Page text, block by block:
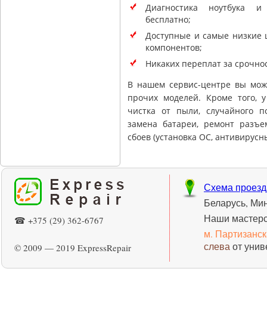
Диагностика ноутбука и
бесплатно;
Доступные и самые низкие
компонентов;
Никаких переплат за
В нашем сервис-центре вы
прочих моделей. Кроме того,
чистка от пыли, случайного
замена батареи, ремонт
сбоев (установка ОС,
☎ +375 (29) 362-6767
© 2009 — 2019 ExpressRepair
Схема
Беларусь,
Наши
м.
слева от